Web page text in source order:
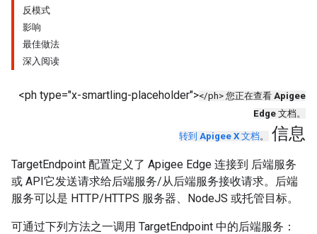
反模式
影响
最佳做法
深入阅读
<ph type="x-smartling-placeholder"></ph> 您正在查看 Apigee
Edge 文档。
转到 Apigee X 文档。 信息
TargetEndpoint 配置定义了 Apigee Edge 连接到 后端服务
或 API它发送请求给后端服务/从后端服务接收请求。后端
服务可以是 HTTP/HTTPS 服务器、NodeJS 或托管目标。
可通过下列方法之一调用 TargetEndpoint 中的后端服务：